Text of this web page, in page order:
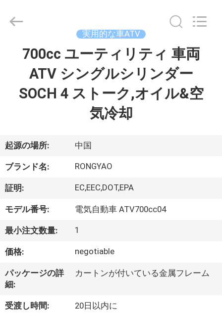
ク
ト
私
達
つ
い
て
Shanghai
Rongyao
実用的な車ATV
700cc ユーティリティ 車両
ATV シングルシリンダー
SOCH 4 ストーク,オイル&空
気冷却
起源の場所: 中国
ブランド名: RONGYAO
証明: EC,EEC,DOT,EPA
モデル番号: 電気自動車 ATV700cc04
最小注文数量: 1
価格: negotiable
パッケージの詳
細:
カートンが付いている金属フレーム
受渡し時間: 20日以内に